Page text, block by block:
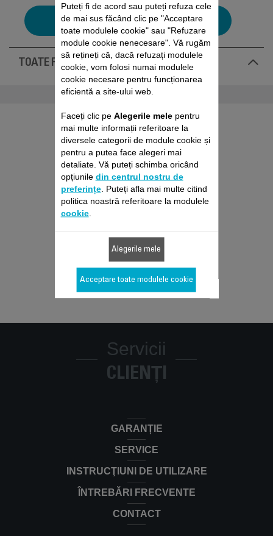
CĂUTAREA UNUI REPARATOR
TOATE FILTRELE
Servicii
CLIENȚI
GARANȚIE
SERVICE
INSTRUCŢIUNI DE UTILIZARE
ÎNTREBĂRI FRECVENTE
CONTACT
Puteți fi de acord sau puteți refuza cele
de mai sus făcând clic pe "Acceptare
toate modulele cookie" sau "Refuzare
module cookie nenecesare". Vă rugăm
să rețineți că, dacă refuzați modulele
cookie, vom folosi numai modulele
cookie necesare pentru funcționarea
eficientă a site-ului web.
Faceți clic pe Alegerile melepentru
mai multe informații referitoare la
diversele categorii de module cookie și
pentru a putea face alegeri mai
detaliate. Vă puteți schimba oricând
opțiunile din centrul nostru de
preferințe. Puteți afla mai multe citind
politica noastră referitoare la modulele
cookie.
Alegerile mele
Acceptare toate modulele cookie